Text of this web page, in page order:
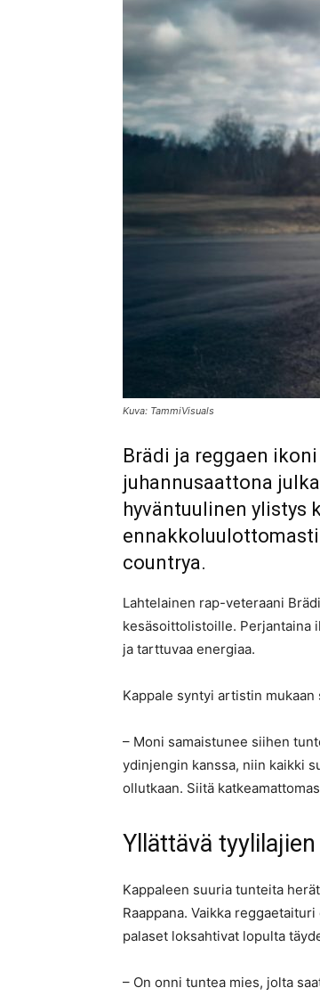
Kuva: TammiVisuals
Brädi ja reggaen
juhannusaattona
hyväntuulinen ylistys
countrya.
Lahtelainen rap-veteraani
kesäsoittolistoille. Perjantaina
ja tarttuvaa energiaa.
Kappale syntyi artistin
– Moni samaistunee siihen
ydinjengin kanssa, niin kaikki
ollutkaan. Siitä
Yllättävä
Kappaleen suuria tunteita
Raappana. Vaikka
palaset loksahtivat lopulta
– On onni tuntea mies, jolta